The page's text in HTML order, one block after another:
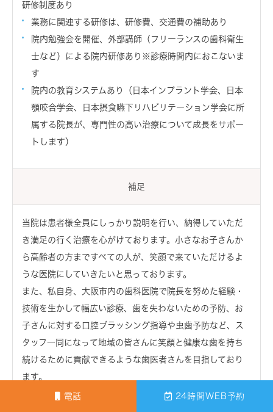
電話 24時間WEB予約
研修制度あり
業務に関連する研修は、研修費、交通費の補助あり
院内勉強会を開催、外部講師（フリーランスの歯科衛生
士など）による院内研修あり※診療時間内におこないま
す
院内の教育システムあり（日本インプラント学会、日本
顎咬合学会、日本摂食嚥下リハビリテーション学会に所
属する院長が、専門性の高い治療について成長をサポー
トします）
補足
当院は患者様全員にしっかり説明を行い、納得していただ
き満足の行く治療を心がけております。小さなお子さんか
ら高齢者の方まですべての人が、笑顔で来ていただけるよ
うな医院にしていきたいと思っております。
また、私自身、大阪市内の歯科医院で院長を努めた経験・
技術を生かして幅広い診療、歯を失わないための予防、お
子さんに対する口腔ブラッシング指導や虫歯予防など、ス
タッフ一同になって地域の皆さんに笑顔と健康な歯を持ち
続けるために貢献できるような歯医者さんを目指しており
ます。